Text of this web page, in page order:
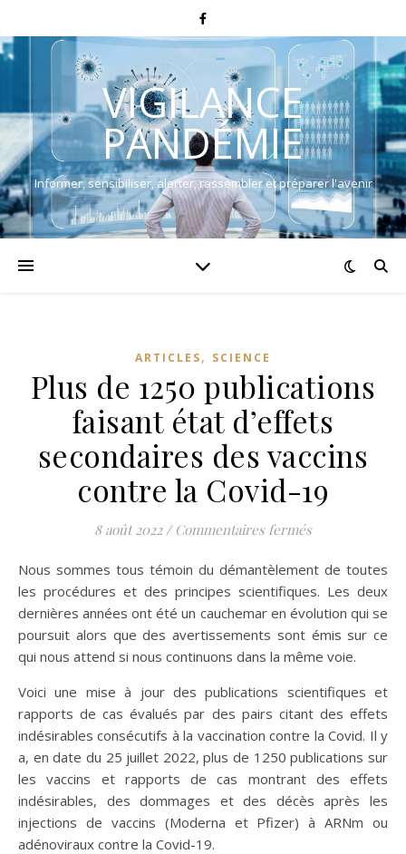
VIGILANCE
PANDÉMIE
Informer, sensibiliser, alerter, rassembler et préparer l'avenir
ARTICLES, SCIENCE
Plus de 1250 publications
faisant état d’effets
secondaires des vaccins
contre la Covid-19
8 août 2022 / Commentaires ferméssur Plus de
Nous sommes tous témoin du démantèlement de toutes
les procédures et des principes scientifiques. Les deux
dernières années ont été un cauchemar en évolution qui se
poursuit alors que des avertissements sont émis sur ce
qui nous attend si nous continuons dans la même voie.
Voici une mise à jour des publications scientifiques et
rapports de cas évalués par des pairs citant des effets
indésirables consécutifs à la vaccination contre la Covid. Il y
a, en date du 25 juillet 2022, plus de 1250 publications sur
les vaccins et rapports de cas montrant des effets
indésirables, des dommages et des décès après les
injections de vaccins (Moderna et Pfizer) à ARNm ou
adénoviraux contre la Covid-19.